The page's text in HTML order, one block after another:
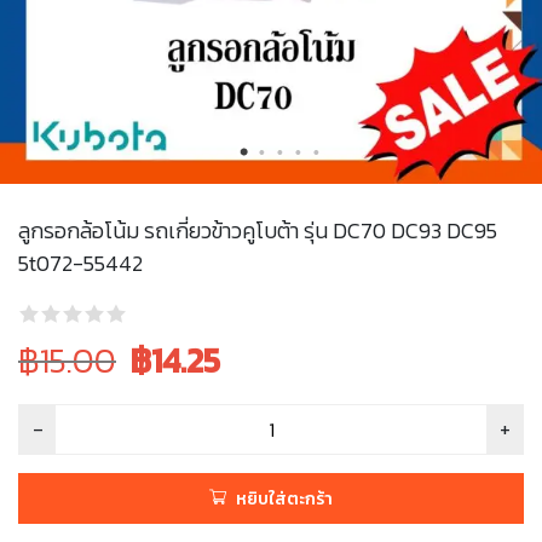
ลูกรอกล้อโน้ม รถเกี่ยวข้าวคูโบต้า รุ่น DC70 DC93 DC95
5t072-55442
Original
price
was:
฿15.00 Current
฿14.25
หยิบใส่ตะกร้า